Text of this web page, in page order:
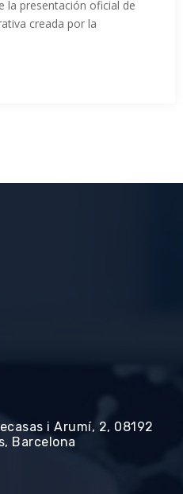
la presentación oficial de
creada por la
i Arumí, 2, 08192
Barcelona